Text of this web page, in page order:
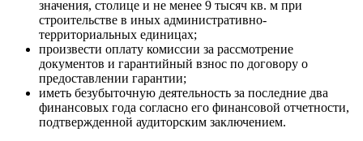
значения, столице и не менее 9 тысяч кв. м при
строительстве в иных административно-
территориальных единицах;
произвести оплату комиссии за рассмотрение
документов и гарантийный взнос по договору о
предоставлении гарантии;
иметь безубыточную деятельность за последние два
финансовых года согласно его финансовой отчетности,
подтвержденной аудиторским заключением.